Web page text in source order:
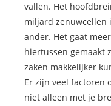
vallen. Het
miljard zenuwcellen
ander. Het gaat
hiertussen gemaakt
zaken makkelijker
Er zijn veel factoren
niet alleen met je